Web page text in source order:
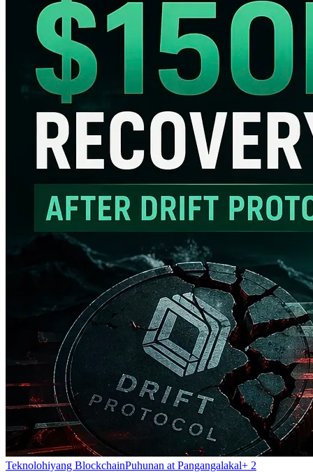
Teknolohiyang BlockchainPuhunan at Pangangalakal+ 2